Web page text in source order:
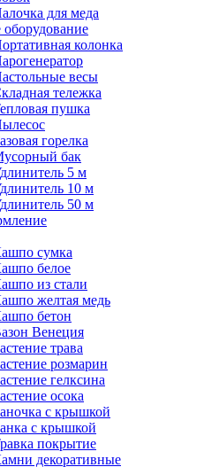
для меда
колонка
весы
тележка
пушка
горелка
бак
5 м
10 м
50 м
сумка
белое
из стали
желтая медь
бетон
Венеция
трава
розмарин
гелксина
осока
с крышкой
с крышкой
покрытие
декоративные